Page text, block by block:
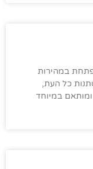
במהירות
כל העת,
ומותאם במיוחד